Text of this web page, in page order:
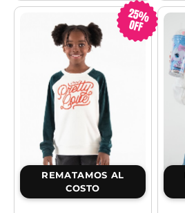
25%
OFF
REMATAMOS AL
COSTO